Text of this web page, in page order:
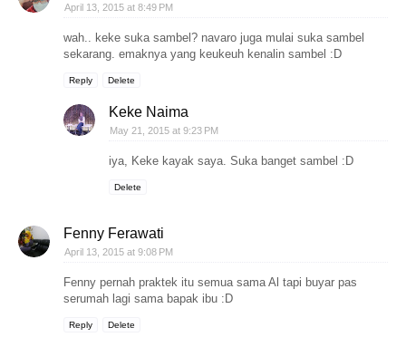
April 13, 2015 at 8:49 PM
wah.. keke suka sambel? navaro juga mulai suka sambel
sekarang. emaknya yang keukeuh kenalin sambel :D
Reply Delete
Keke Naima
May 21, 2015 at 9:23 PM
iya, Keke kayak saya. Suka banget sambel :D
Delete
Fenny Ferawati
April 13, 2015 at 9:08 PM
Fenny pernah praktek itu semua sama Al tapi buyar pas
serumah lagi sama bapak ibu :D
Reply Delete